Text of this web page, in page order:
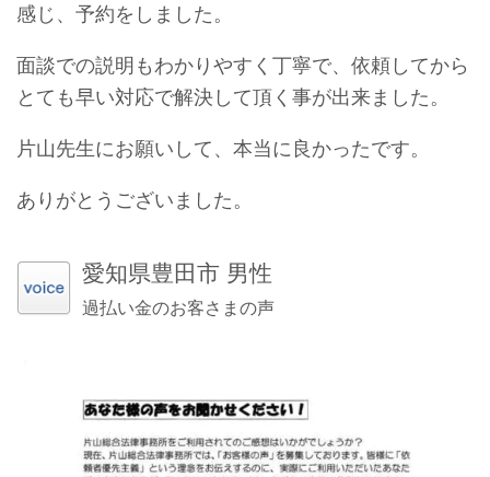
感じ、予約をしました。
面談での説明もわかりやすく丁寧で、依頼してから
とても早い対応で解決して頂く事が出来ました。
片山先生にお願いして、本当に良かったです。
ありがとうございました。
愛知県豊田市 男性
過払い金のお客さまの声